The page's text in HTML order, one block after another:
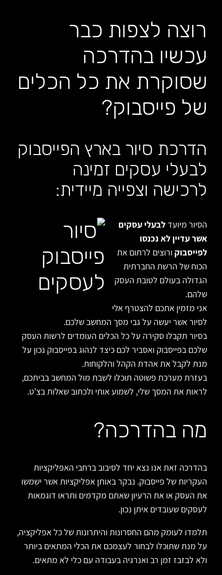
רוצה לצפות כבר
עכשיו בהדרכה
שסוקרת את כל הכלים
של פייסבוק?
הדרכת סיור בארץ הפייסבוק
לבעלי עסקים זמינה
לרכישה וצפייה מיידית:
הסיור מיועד לבעלי עסקים
אשר עדיין לא נכנסו
לפייסבוקורוצים לרתום את
הכוח של הרשת החברתית
הגדולה בעולם לטובת העסק
שלהם.
אני מזמין אתכם להצטרף אלי
לסיור אשר יעשה על גבי מסך המחשב שלכם.
בסיור תקבלו סקירה על כל הכלים העומדים לרשות העסק
שלכם בפייסבוק ואסביר לכם כיצד לנהוג בפייסבוק נכון על
מנת לקבל את אהדת הקהל והלקוחות.
בעזרת מערכת פשוטה תוכלו לשבת מול המחשב בביתכם,
לראות את המסך שלי, לשמוע אותי ולכתוב שאלות בצ'ט.
מה בהדרכה?
בהדרכה זאת אנו נצא יחד לסיבוב ברחבי האפליקציות
העקריות של פייסבוק. נבקר באותן אפליקציות אשר ישמשו
את העסק או את הרעיון שאתם מקדמים ותראו דוגמאות
לעסקים שעובדים איתן נכון.
תלמדו לעומק מהם החסרונות והיתרונות של כל אפליקציה,
על מנת שתוכלו לבחור לעצמכם את הכלי המתאים ביותר
ולא לבזבז זמן רב ואנרגיה בעבודה עם כלי לא מתאים.